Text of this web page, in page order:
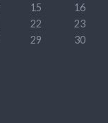
15
16
22
23
29
30